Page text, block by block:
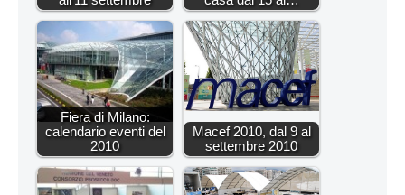
Fiera di Milano:
calendario eventi del
2010
Macef 2010, dal 9 al
settembre 2010